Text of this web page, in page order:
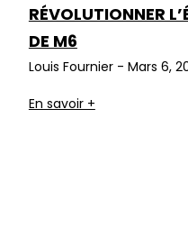
RÉVOLUTIONNER
DE M6
Louis Fournier Mars 6,
En savoir +